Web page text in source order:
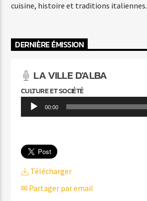
Agora Menton/Monaco
cuisine, histoire et traditions italiennes.
DERNIÈRE ÉMISSION
LA VILLE D'ALBA
CULTURE ET SOCIÉTÉ
Lecteur 00:00
Télécharger
✉ Partager par email